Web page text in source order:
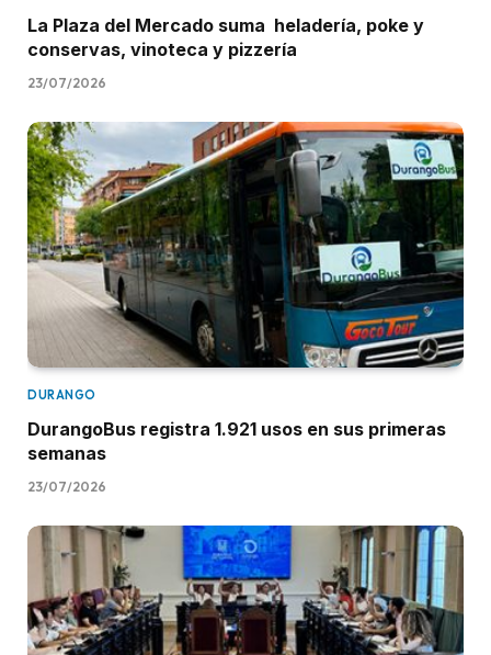
La Plaza del Mercado suma heladería, poke y
conservas, vinoteca y pizzería
23/07/2026
DURANGO
DurangoBus registra 1.921 usos en sus primeras
semanas
23/07/2026